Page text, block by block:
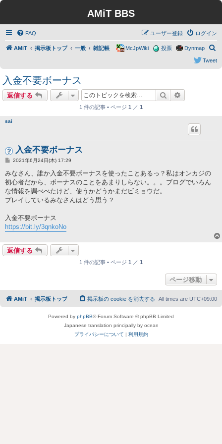
AMiT BBS
FAQ ログイン
ユーザー登録
AMiT 掲示板トップ 一般 雑記帳
索
Dynmap
投票
McJpWiki
Tweet
入金不要ボーナス
返信する 検索
1 件の記事 • ページ 1 ／ 1
sai
入金不要ボーナス
投
記
事
2021年6月24日(木) 17:29
みなさん、誰か入金不要ボーナスを使ったことあるっ？私はオンカジの
初心者だから、ボーナスのことをあまりしらない。。。ブログでいろん
な情報を調べべたけど、使うかどうかまだビミョウだ。
プレイしているみなさんはどう思う？
入金不要ボーナス
https://bit.ly/3qnkoNo
返信する
1 件の記事 • ページ 1 ／ 1
ページ移動
AMiT 掲示板トップ All times are UTC+09:00
掲示板の cookie を消去する
Powered by phpBB® Forum Software © phpBB Limited
Japanese translation principally by ocean
プライバシーについて | 利用規約